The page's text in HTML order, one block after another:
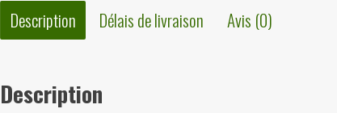
Description Délais de livraison Avis (0)
Description